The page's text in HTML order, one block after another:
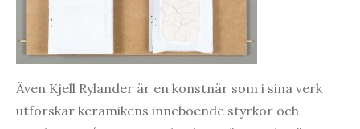
Även Kjell Rylander är en konstnär som i sina verk
utforskar keramikens inneboende styrkor och